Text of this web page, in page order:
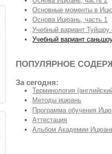
Основные моменты в
Основа Ицюань, часть 1
Учебный вариант Туйшоу
Учебный вариант
ПОПУЛЯРНОЕ
За сегодня:
Терминология
Методы ицюань
Программа обучения
Аттестация
Альбом Академии